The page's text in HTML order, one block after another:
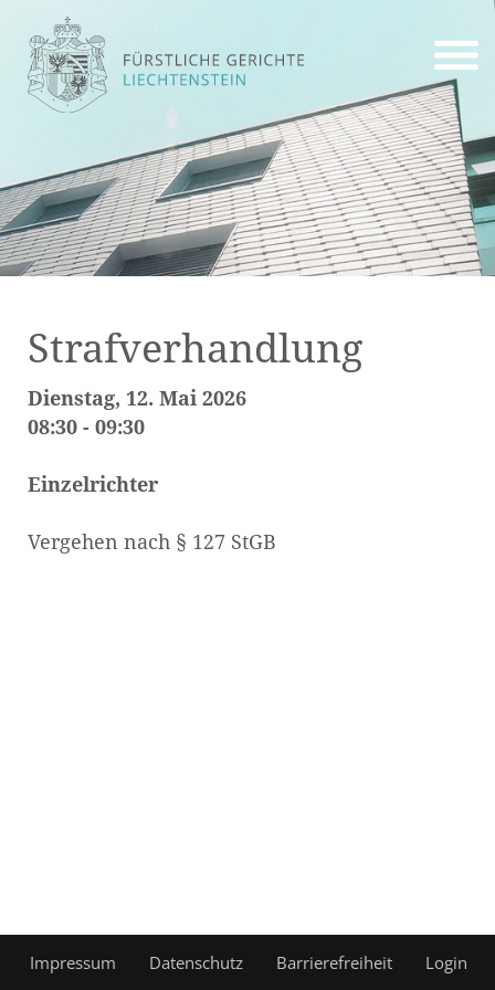
Strafverhandlung
Dienstag, 12. Mai 2026
08:30 - 09:30
Einzelrichter
Vergehen nach § 127 StGB
Impressum Datenschutz Barrierefreiheit Login